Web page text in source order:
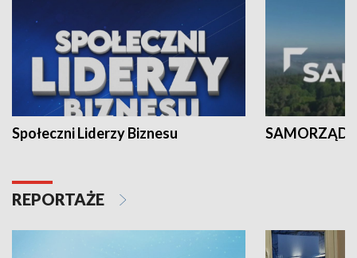
Społeczni Liderzy Biznesu SAMORZĄD
REPORTAŻE